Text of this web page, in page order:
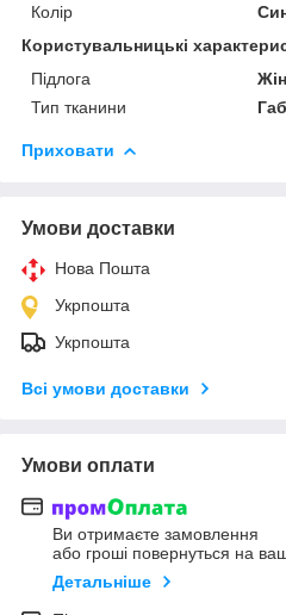
Колір
Користувальницькі
Підлога
Тип тканини
Приховати
Умови доставки
Нова Пошта
Укрпошта
Укрпошта
Всі умови доставки
Умови оплати
Ви отримаєте замовлення
або гроші повернуться на
Детальніше